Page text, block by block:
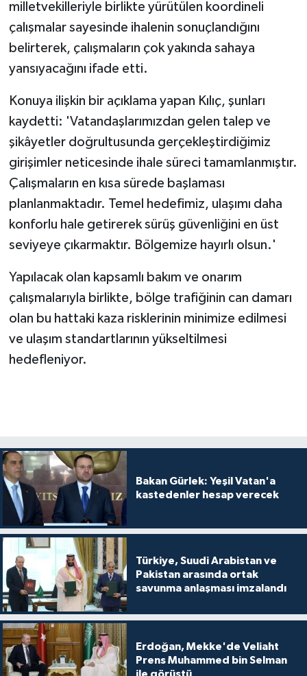
milletvekilleriyle birlikte yürütülen koordineli
çalışmalar sayesinde ihalenin sonuçlandığını
belirterek, çalışmaların çok yakında sahaya
yansıyacağını ifade etti.
Konuya ilişkin bir açıklama yapan Kılıç, şunları
kaydetti: 'Vatandaşlarımızdan gelen talep ve
şikâyetler doğrultusunda gerçekleştirdiğimiz
girişimler neticesinde ihale süreci tamamlanmıştır.
Çalışmaların en kısa sürede başlaması
planlanmaktadır. Temel hedefimiz, ulaşımı daha
konforlu hale getirerek sürüş güvenliğini en üst
seviyeye çıkarmaktır. Bölgemize hayırlı olsun.'
Yapılacak olan kapsamlı bakım ve onarım
çalışmalarıyla birlikte, bölge trafiğinin can damarı
olan bu hattaki kaza risklerinin minimize edilmesi
ve ulaşım standartlarının yükseltilmesi
hedefleniyor.
Bakan Gürlek: Yeşil Vatan'a
kastedenler hesap verecek
Türkiye, Suudi Arabistan ve
Pakistan arasında ortak
savunma anlaşması imzalandı
Erdoğan, Mekke'de Veliaht
Prens Muhammed bin Selman